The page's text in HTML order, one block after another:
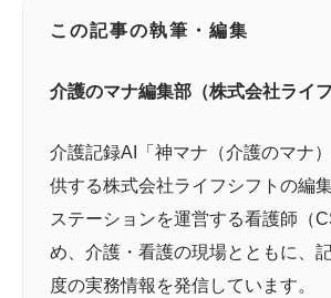
この記事の執筆・編集
介護のマナ編集部（株式会社ライフ
介護記録AI「神マナ（介護のマナ
供する株式会社ライフシフトの編
ステーションを運営する看護師（
め、介護・看護の現場とともに、
度の実務情報を発信しています。